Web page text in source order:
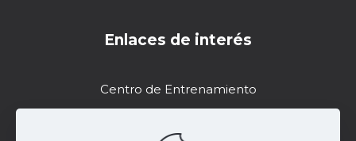
Enlaces de interés
Centro de Entrenamiento